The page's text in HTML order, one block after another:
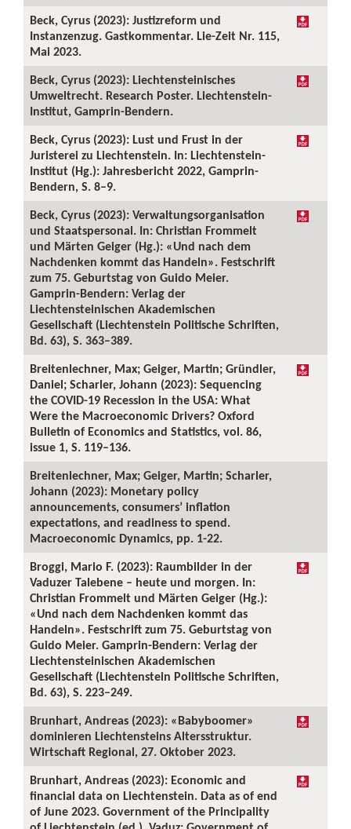
Beck, Cyrus (2023): Justizreform und
Instanzenzug. Gastkommentar. Lie-Zeit Nr. 115,
Mai 2023.
Beck, Cyrus (2023): Liechtensteinisches
Umweltrecht. Research Poster. Liechtenstein-
Institut, Gamprin-Bendern.
Beck, Cyrus (2023): Lust und Frust in der
Juristerei zu Liechtenstein. In: Liechtenstein-
Institut (Hg.): Jahresbericht 2022, Gamprin-
Bendern, S. 8–9.
Beck, Cyrus (2023): Verwaltungsorganisation
und Staatspersonal. In: Christian Frommelt
und Märten Geiger (Hg.): «Und nach dem
Nachdenken kommt das Handeln». Festschrift
zum 75. Geburtstag von Guido Meier.
Gamprin-Bendern: Verlag der
Liechtensteinischen Akademischen
Gesellschaft (Liechtenstein Politische Schriften,
Bd. 63), S. 363–389.
Breitenlechner, Max; Geiger, Martin; Gründler,
Daniel; Scharler, Johann (2023): Sequencing
the COVID-19 Recession in the USA: What
Were the Macroeconomic Drivers? Oxford
Bulletin of Economics and Statistics, vol. 86,
issue 1, S. 119–136.
Breitenlechner, Max; Geiger, Martin; Scharler,
Johann (2023): Monetary policy
announcements, consumers’ inflation
expectations, and readiness to spend.
Macroeconomic Dynamics, pp. 1-22.
Broggi, Mario F. (2023): Raumbilder in der
Vaduzer Talebene – heute und morgen. In:
Christian Frommelt und Märten Geiger (Hg.):
«Und nach dem Nachdenken kommt das
Handeln». Festschrift zum 75. Geburtstag von
Guido Meier. Gamprin-Bendern: Verlag der
Liechtensteinischen Akademischen
Gesellschaft (Liechtenstein Politische Schriften,
Bd. 63), S. 223–249.
Brunhart, Andreas (2023): «Babyboomer»
dominieren Liechtensteins Altersstruktur.
Wirtschaft Regional, 27. Oktober 2023.
Brunhart, Andreas (2023): Economic and
financial data on Liechtenstein. Data as of end
of June 2023. Government of the Principality